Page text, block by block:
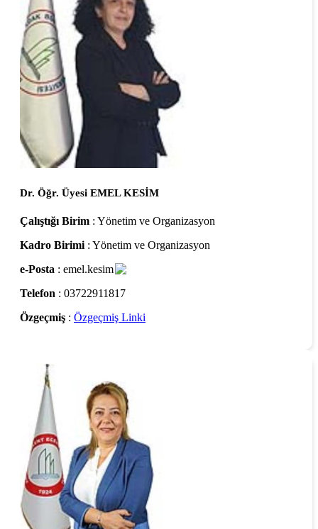
Dr. Öğr. Üyesi EMEL KESİM
Çalıştığı Birim : Yönetim ve Organizasyon
Kadro Birimi : Yönetim ve Organizasyon
e-Posta : emel.kesim
Telefon : 03722911817
Özgeçmiş : Özgeçmiş Linki